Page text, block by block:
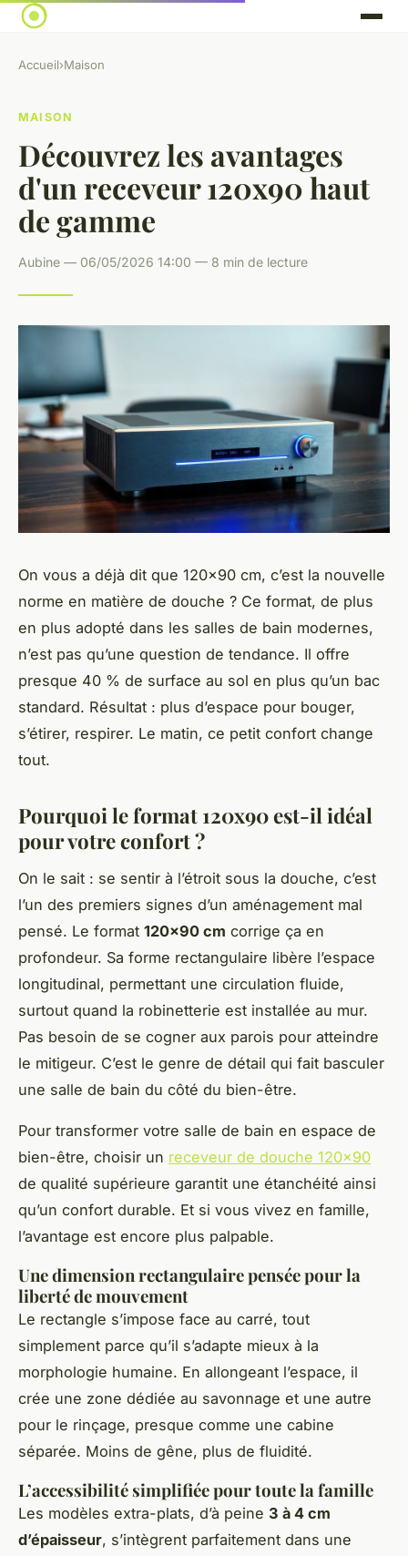
Accueil›Maison
MAISON
Découvrez les avantages
d'un receveur 120x90 haut
de gamme
Aubine — 06/05/2026 14:00 — 8 min de lecture
On vous a déjà dit que 120x90 cm, c’est la nouvelle
norme en matière de douche ? Ce format, de plus
en plus adopté dans les salles de bain modernes,
n’est pas qu’une question de tendance. Il offre
presque 40 % de surface au sol en plus qu’un bac
standard. Résultat : plus d’espace pour bouger,
s’étirer, respirer. Le matin, ce petit confort change
tout.
Pourquoi le format 120x90 est-il idéal
pour votre confort ?
On le sait : se sentir à l’étroit sous la douche, c’est
l’un des premiers signes d’un aménagement mal
pensé. Le format 120x90 cm corrige ça en
profondeur. Sa forme rectangulaire libère l’espace
longitudinal, permettant une circulation fluide,
surtout quand la robinetterie est installée au mur.
Pas besoin de se cogner aux parois pour atteindre
le mitigeur. C’est le genre de détail qui fait basculer
une salle de bain du côté du bien-être.
Pour transformer votre salle de bain en espace de
bien-être, choisir un receveur de douche 120x90
de qualité supérieure garantit une étanchéité ainsi
qu’un confort durable. Et si vous vivez en famille,
l’avantage est encore plus palpable.
Une dimension rectangulaire pensée pour la
liberté de mouvement
Le rectangle s’impose face au carré, tout
simplement parce qu’il s’adapte mieux à la
morphologie humaine. En allongeant l’espace, il
crée une zone dédiée au savonnage et une autre
pour le rinçage, presque comme une cabine
séparée. Moins de gêne, plus de fluidité.
L’accessibilité simplifiée pour toute la famille
Les modèles extra-plats, d’à peine 3 à 4 cm
d’épaisseur, s’intègrent parfaitement dans une